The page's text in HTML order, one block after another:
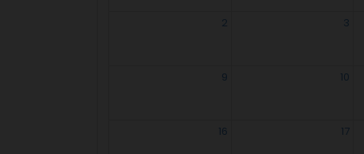
2 3
9 10
16 17